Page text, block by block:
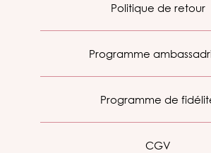
Politique de retour
Programme
Programme de
CGV